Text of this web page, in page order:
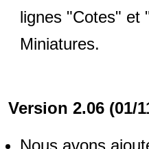
lignes "Cotes" et
Miniatures.
Version 2.06 (01/
Nous avons